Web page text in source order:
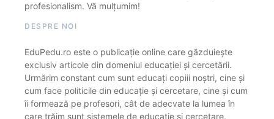
profesionalism. Vă mulțumim!
DESPRE NOI
EduPedu.ro este o publicație online care găzduiește
exclusiv articole din domeniul educației și cercetării.
Urmărim constant cum sunt educați copiii noștri, cine și
cum face politicile din educație și cercetare, cine și cum
îi formează pe profesori, cât de adecvate la lumea în
care trăim sunt sistemele de educație și cercetare.